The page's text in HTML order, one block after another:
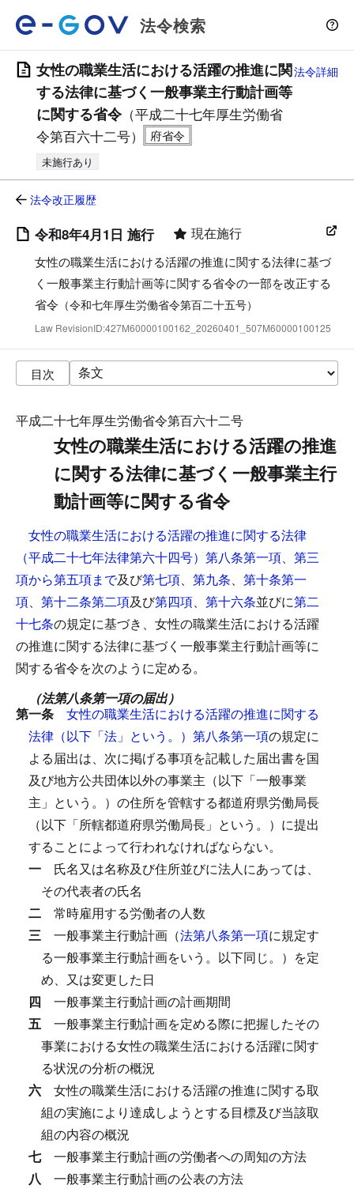
法令検索
女性の職業生活における活躍の推進に関
する法律に基づく一般事業主行動計画等
に関する省令（平成二十七年厚生労働省
令第百六十二号）
未施行あり
法令詳細
法令改正履歴
令和8年4月1日 施行 現在施行
女性の職業生活における活躍の推進に関する法律に基づ
く一般事業主行動計画等に関する省令の一部を改正する
省令 （令和七年厚生労働省令第百二十五号）
Law RevisionID:427M60000100162_20260401_507M60000100125
目次
平成二十七年厚生労働省令第百六十二号
女性の職業生活における活躍の推進
に関する法律に基づく一般事業主行
動計画等に関する省令
女性の職業生活における活躍の推進に関する法律
（平成二十七年法律第六十四号）第八条第一項、 第三
項から第五項まで及び第七項、 第九条、 第十条第一
項、 第十二条第二項及び第四項、 第十六条並びに第二
十七条の規定に基づき、女性の職業生活における活躍
の推進に関する法律に基づく一般事業主行動計画等に
関する省令を次のように定める。
（法第八条第一項の届出）
第一条 女性の職業生活における活躍の推進に関する
法律（以下「法」という。）第八条第一項の規定に
よる届出は、次に掲げる事項を記載した届出書を国
及び地方公共団体以外の事業主（以下「一般事業
主」という。）の住所を管轄する都道府県労働局長
（以下「所轄都道府県労働局長」という。）に提出
することによって行われなければならない。
一 氏名又は名称及び住所並びに法人にあっては、
その代表者の氏名
二 常時雇用する労働者の人数
三 一般事業主行動計画（法第八条第一項に規定す
る一般事業主行動計画をいう。以下同じ。）を定
め、又は変更した日
四 一般事業主行動計画の計画期間
五 一般事業主行動計画を定める際に把握したその
事業における女性の職業生活における活躍に関す
る状況の分析の概況
六 女性の職業生活における活躍の推進に関する取
組の実施により達成しようとする目標及び当該取
組の内容の概況
七 一般事業主行動計画の労働者への周知の方法
八 一般事業主行動計画の公表の方法